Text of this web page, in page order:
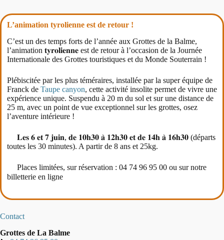
L’animation tyrolienne est de retour !
C’est un des temps forts de l’année aux Grottes de la Balme,
l’animation 𝐭𝐲𝐫𝐨𝐥𝐢𝐞𝐧𝐧𝐞 est de retour à l’occasion de la Journée
Internationale des Grottes touristiques et du Monde Souterrain !
Plébiscitée par les plus téméraires, installée par la super équipe de
Franck de Taupe canyon, cette activité insolite permet de vivre une
expérience unique. Suspendu à 20 m du sol et sur une distance de
25 m, avec un point de vue exceptionnel sur les grottes, osez
l’aventure intérieure !
𝐋𝐞𝐬 𝟔 𝐞𝐭 𝟕 𝐣𝐮𝐢𝐧, 𝐝𝐞 𝟏𝟎𝐡𝟑𝟎 𝐚̀ 𝟏𝟐𝐡𝟑𝟎 𝐞𝐭 𝐝𝐞 𝟏𝟒𝐡 𝐚̀ 𝟏𝟔𝐡𝟑𝟎 (départs
toutes les 30 minutes). A partir de 8 ans et 25kg.
Places limitées, sur réservation : 04 74 96 95 00 ou sur notre
billetterie en ligne
Contact
Grottes de La Balme